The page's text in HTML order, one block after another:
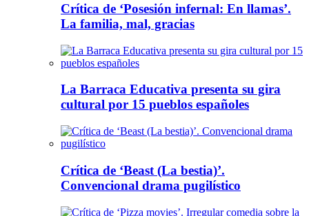
Crítica de ‘Posesión infernal: En llamas’.
La familia, mal, gracias
La Barraca Educativa presenta su gira
cultural por 15 pueblos españoles
Crítica de ‘Beast (La bestia)’.
Convencional drama pugilístico